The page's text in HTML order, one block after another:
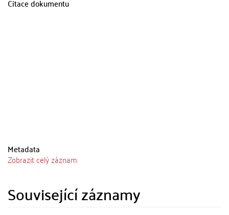
Citace dokumentu
Metadata
Zobrazit celý záznam
Související záznamy